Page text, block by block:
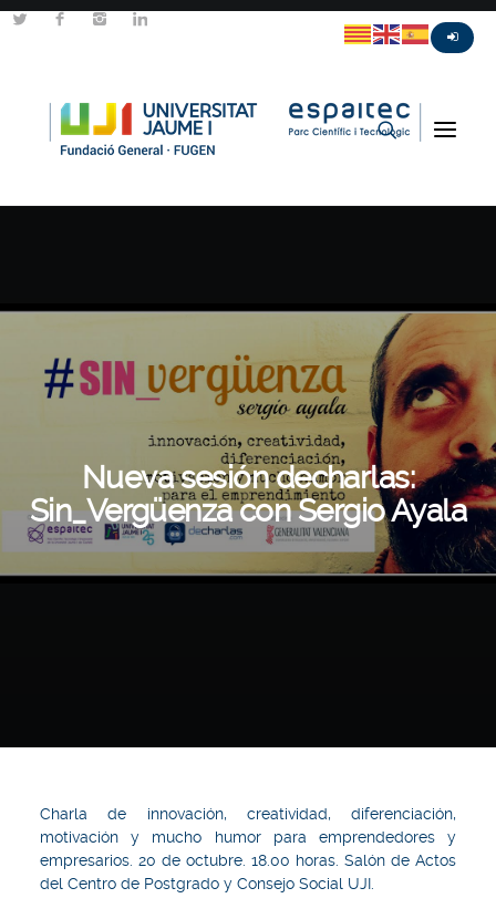
Nueva sesión decharlas:
Sin_Vergüenza con Sergio Ayala
Charla de innovación, creatividad, diferenciación,
motivación y mucho humor para emprendedores y
empresarios. 20 de octubre. 18.00 horas. Salón de Actos
del Centro de Postgrado y Consejo Social UJI.